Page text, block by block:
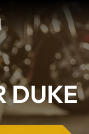
DUKE